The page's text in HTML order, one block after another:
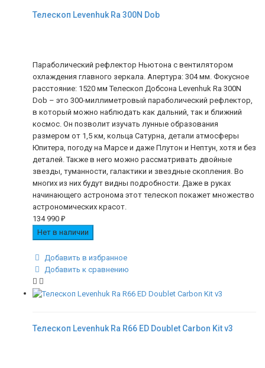
Телескоп Levenhuk Ra 300N Dob
Параболический рефлектор Ньютона с вентилятором
охлаждения главного зеркала. Апертура: 304 мм. Фокусное
расстояние: 1520 мм Телескоп Добсона Levenhuk Ra 300N
Dob – это 300-миллиметровый параболический рефлектор,
в который можно наблюдать как дальний, так и ближний
космос. Он позволит изучать лунные образования
размером от 1,5 км, кольца Сатурна, детали атмосферы
Юпитера, погоду на Марсе и даже Плутон и Нептун, хотя и без
деталей. Также в него можно рассматривать двойные
звезды, туманности, галактики и звездные скопления. Во
многих из них будут видны подробности. Даже в руках
начинающего астронома этот телескоп покажет множество
астрономических красот.
134 990 ₽
Нет в наличии
Добавить в избранное
Добавить к сравнению
Телескоп Levenhuk Ra R66 ED Doublet Carbon Kit v3